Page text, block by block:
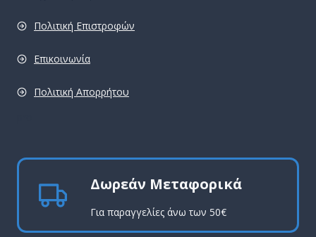
Πολιτική Επιστροφών
Επικοινωνία
Πολιτική Απορρήτου
Δωρεάν Μεταφορικά
Για παραγγελίες άνω των 50€